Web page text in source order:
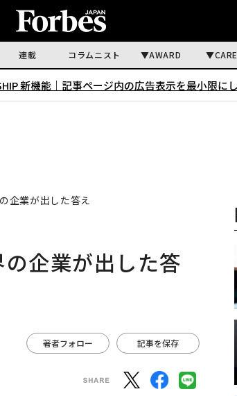
連載 コラムニスト AWARD
新機能｜ 記事ページ内の広告表示を最小限に
企業が出した答え
の企業が出した答
著者フォロー 記事を保存